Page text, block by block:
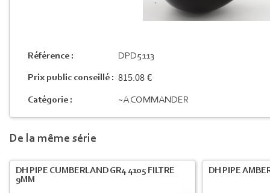
Référence : DPD5113
Prix public conseillé : 815.08 €
Catégorie : ~A COMMANDER
De la même série
DH PIPE CUMBERLAND GR4 4105 FILTRE
9MM
DH PIPE